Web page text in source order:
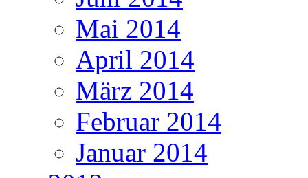
Mai 2014
April 2014
März 2014
Februar 2014
Januar 2014